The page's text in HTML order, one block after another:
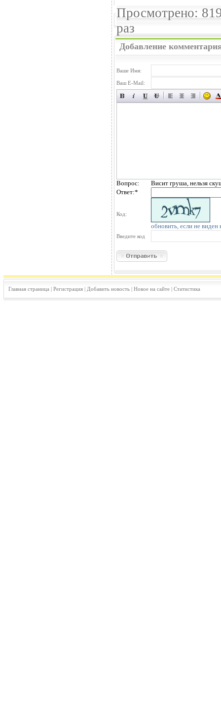
Просмотрено:
раз
Добавление
Ваше Имя:
Ваш E-Mail:
Вопрос:
Висит груша, нельзя
Ответ:*
Код:
обновить, если не виден
Введите код
Главная страница | Регистрация| Добавить новость| Новое на сайте| Статистика